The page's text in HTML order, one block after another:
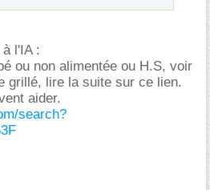
l'IA :
ou non alimentée ou H.S, voir
grillé, lire la suite sur ce lien.
aider.
search?